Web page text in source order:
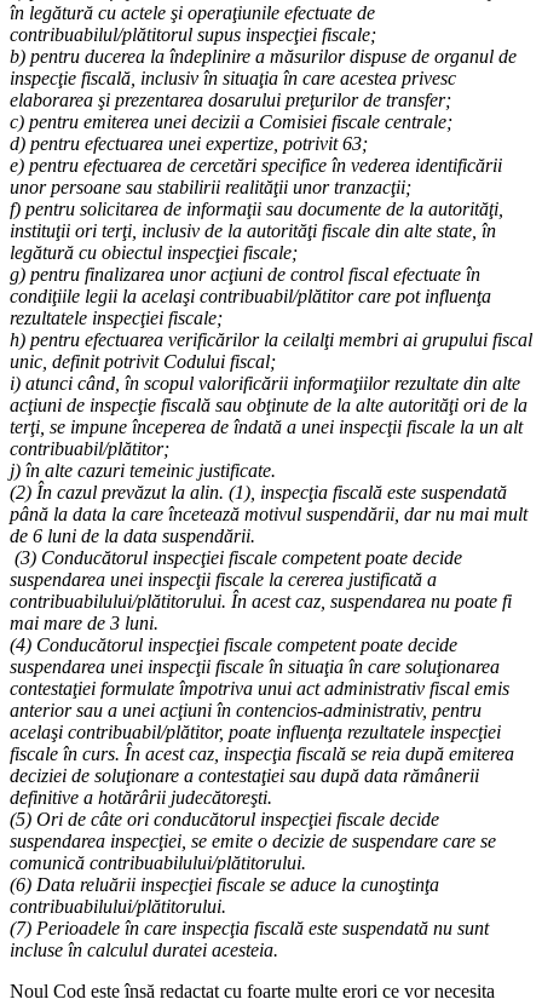
în legătură cu actele şi operaţiunile efectuate de
contribuabilul/plătitorul supus inspecţiei fiscale;
b) pentru ducerea la îndeplinire a măsurilor dispuse de organul de
inspecţie fiscală, inclusiv în situaţia în care acestea privesc
elaborarea şi prezentarea dosarului preţurilor de transfer;
c) pentru emiterea unei decizii a Comisiei fiscale centrale;
d) pentru efectuarea unei expertize, potrivit63;
e) pentru efectuarea de cercetări specifice în vederea identificării
unor persoane sau stabilirii realităţii unor tranzacţii;
f) pentru solicitarea de informaţii sau documente de la autorităţi,
instituţii ori terţi, inclusiv de la autorităţi fiscale din alte state, în
legătură cu obiectul inspecţiei fiscale;
g) pentru finalizarea unor acţiuni de control fiscal efectuate în
condiţiile legii la acelaşi contribuabil/plătitor care pot influenţa
rezultatele inspecţiei fiscale;
h) pentru efectuarea verificărilor la ceilalţi membri ai grupului fiscal
unic, definit potrivit Codului fiscal;
i) atunci când, în scopul valorificării informaţiilor rezultate din alte
acţiuni de inspecţie fiscală sau obţinute de la alte autorităţi ori de la
terţi, se impune începerea de îndată a unei inspecţii fiscale la un alt
contribuabil/plătitor;
j) în alte cazuri temeinic justificate.
(2) În cazul prevăzut la alin. (1), inspecţia fiscală este suspendată
până la data la care încetează motivul suspendării, dar nu mai mult
de 6 luni de la data suspendării.
(3) Conducătorul inspecţiei fiscale competent poate decide
suspendarea unei inspecţii fiscale la cererea justificată a
contribuabilului/plătitorului. În acest caz, suspendarea nu poate fi
mai mare de 3 luni.
(4) Conducătorul inspecţiei fiscale competent poate decide
suspendarea unei inspecţii fiscale în situaţia în care soluţionarea
contestaţiei formulate împotriva unui act administrativ fiscal emis
anterior sau a unei acţiuni în contencios-administrativ, pentru
acelaşi contribuabil/plătitor, poate influenţa rezultatele inspecţiei
fiscale în curs. În acest caz, inspecţia fiscală se reia după emiterea
deciziei de soluţionare a contestaţiei sau după data rămânerii
definitive a hotărârii judecătoreşti.
(5) Ori de câte ori conducătorul inspecţiei fiscale decide
suspendarea inspecţiei, se emite o decizie de suspendare care se
comunică contribuabilului/plătitorului.
(6) Data reluării inspecţiei fiscale se aduce la cunoştinţa
contribuabilului/plătitorului.
(7) Perioadele în care inspecţia fiscală este suspendată nu sunt
incluse în calculul duratei acesteia.
Noul Cod este însă redactat cu foarte multe erori ce vor necesita